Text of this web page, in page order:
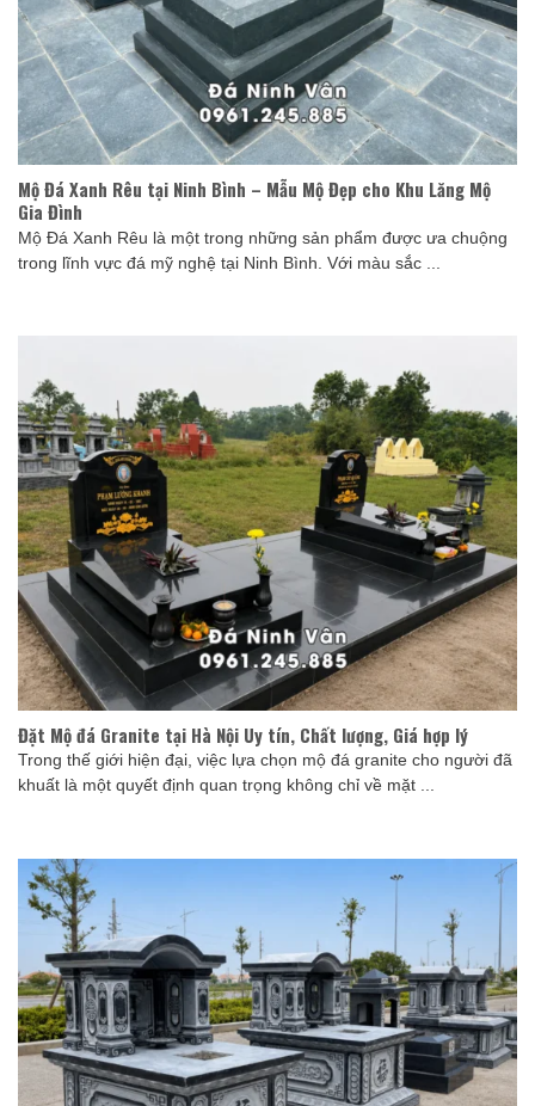
Mộ Đá Xanh Rêu tại Ninh Bình – Mẫu Mộ Đẹp cho Khu Lăng Mộ
Gia Đình
Mộ Đá Xanh Rêu là một trong những sản phẩm được ưa chuộng
trong lĩnh vực đá mỹ nghệ tại Ninh Bình. Với màu sắc ...
Đặt Mộ đá Granite tại Hà Nội Uy tín, Chất lượng, Giá hợp lý
Trong thế giới hiện đại, việc lựa chọn mộ đá granite cho người đã
khuất là một quyết định quan trọng không chỉ về mặt ...